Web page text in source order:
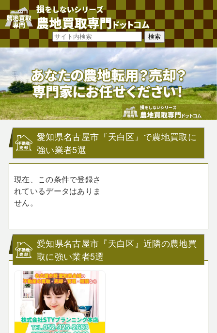
愛知県名古屋市『天白区』で農地買取に
強い業者5選
現在、この条件で登録さ
れているデータはありま
せん。
愛知県名古屋市『天白区』近隣の農地買
取に強い業者5選